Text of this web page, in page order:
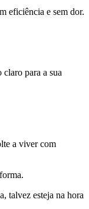
eficiência e sem dor.
para a sua
a viver com
talvez esteja na hora